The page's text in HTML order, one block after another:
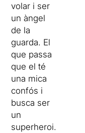
volar i ser
un àngel
de la
guarda. El
que passa
que el té
una mica
confós i
busca ser
un
superheroi.